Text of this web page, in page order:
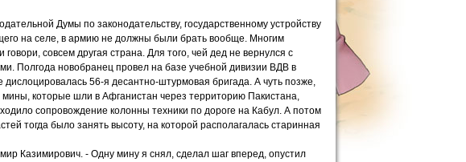
Думы по законодательству, государственному устройству
на селе, в армию не должны были брать вообще. Многим
совсем другая страна. Для того, чей дед не вернулся с
Полгода новобранец провел на базе учебной дивизии ВДВ в
дислоцировалась 56-я десантно-штурмовая бригада. А чуть позже,
мины, которые шли в Афганистан через территорию Пакистана,
сопровождение колонны техники по дороге на Кабул. А потом
тогда было занять высоту, на которой располагалась старинная
Казимирович. - Одну мину я снял, сделал шаг вперед, опустил